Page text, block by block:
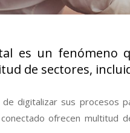
es un fenómeno
de sectores,
digitalizar sus procesos
ofrecen